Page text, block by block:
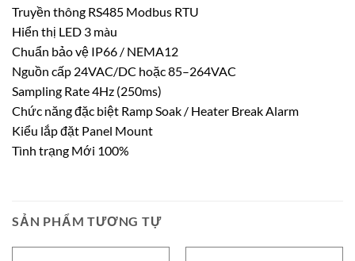
Truyền thông RS485 Modbus RTU
Hiển thị LED 3 màu
Chuẩn bảo vệ IP66 / NEMA12
Nguồn cấp 24VAC/DC hoặc 85–264VAC
Sampling Rate 4Hz (250ms)
Chức năng đặc biệt Ramp Soak / Heater Break Alarm
Kiểu lắp đặt Panel Mount
Tình trạng Mới 100%
SẢN PHẨM TƯƠNG TỰ